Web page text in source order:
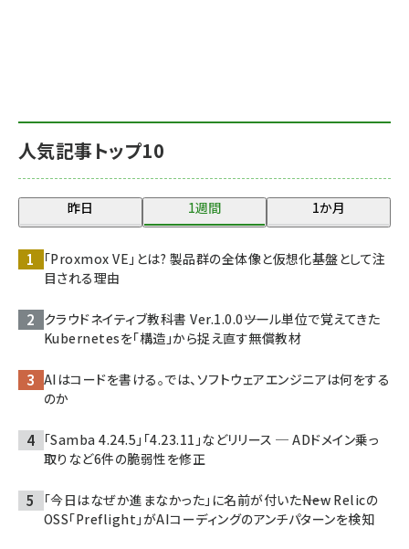
人気記事トップ10
昨日 1週間 1か月
「Proxmox VE」とは? 製品群の全体像と仮想化基盤として注
目される理由
クラウドネイティブ教科書 Ver.1.0.0――ツール単位で覚えてきた
Kubernetesを「構造」から捉え直す無償教材
AIはコードを書ける。では、ソフトウェアエンジニアは何をする
のか
「Samba 4.24.5」「4.23.11」などリリース ─ ADドメイン乗っ
取りなど6件の脆弱性を修正
「今日はなぜか進まなかった」に名前が付いた――New Relicの
OSS「Preflight」がAIコーディングのアンチパターンを検知